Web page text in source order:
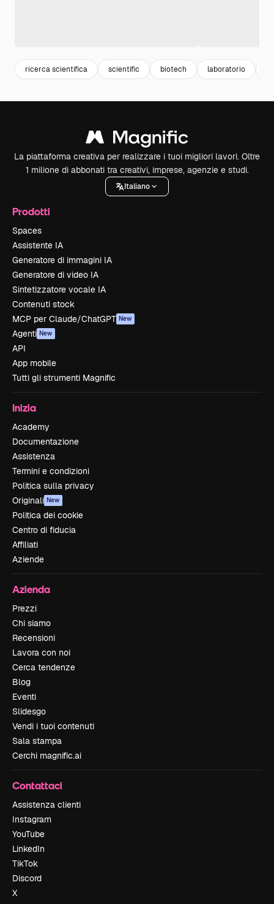
ricerca scientifica scientific biotech laboratorio
La piattaforma creativa per realizzare i tuoi migliori lavori. Oltre
1 milione di abbonati tra creativi, imprese, agenzie e studi.
Italiano
Prodotti
Spaces
Assistente IA
Generatore di immagini IA
Generatore di video IA
Sintetizzatore vocale IA
Contenuti stock
MCP per Claude/ChatGPT New
Agenti New
API
App mobile
Tutti gli strumenti Magnific
Inizia
Academy
Documentazione
Assistenza
Termini e condizioni
Politica sulla privacy
Originali New
Politica dei cookie
Centro di fiducia
Affiliati
Aziende
Azienda
Prezzi
Chi siamo
Recensioni
Lavora con noi
Cerca tendenze
Blog
Eventi
Slidesgo
Vendi i tuoi contenuti
Sala stampa
Cerchi magnific.ai
Contattaci
Assistenza clienti
Instagram
YouTube
LinkedIn
TikTok
Discord
X